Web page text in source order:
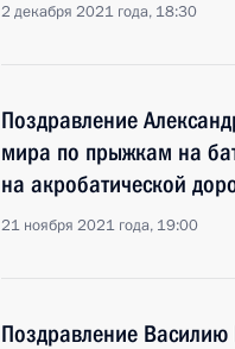
2 декабря 2021 года, 18:30
Поздравление
мира по прыжкам на
на акробатической
21 ноября 2021 года, 19:00
Поздравление